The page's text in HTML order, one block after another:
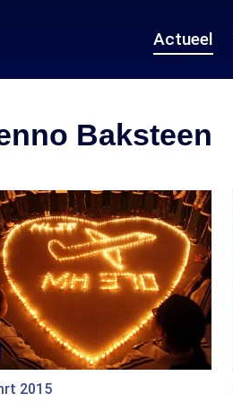
Actueel
Baksteen
2015